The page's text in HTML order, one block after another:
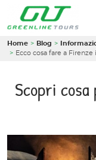
Home Blog
Ecco cosa fare a
Scopri